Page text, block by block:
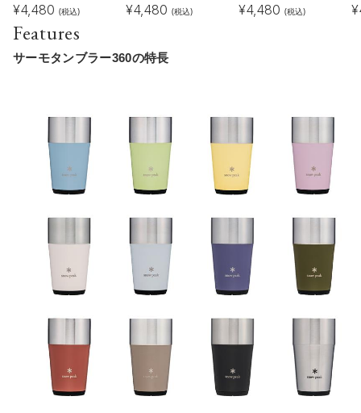
¥4,480 (税込) ¥4,480 (税込) ¥4,480 (税込) ¥
Features
サーモタンブラー360の特長